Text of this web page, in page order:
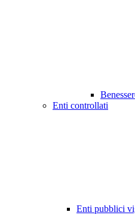
Enti controllati
Enti pubblici